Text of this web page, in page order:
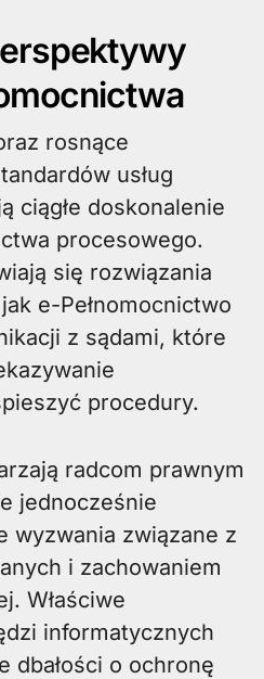
rosnące
usług
ciągłe doskonalenie
procesowego.
się rozwiązania
e-Pełnomocnictwo
z sądami, które
procedury.
radcom prawnym
jednocześnie
wyzwania związane z
i zachowaniem
Właściwe
informatycznych
dbałości o ochronę